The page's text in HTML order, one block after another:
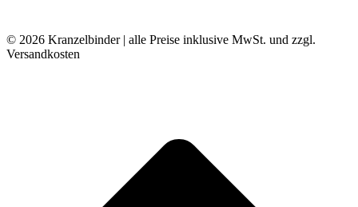
© 2026 Kranzelbinder | alle Preise inklusive MwSt. und zzgl.
Versandkosten